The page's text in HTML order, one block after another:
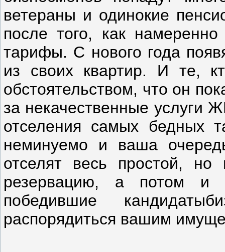
ветераны и одинокие
после того, как
тарифы. С нового года
из своих квартир. И те,
обстоятельством, что он
за некачественные услуги
отселения самых бедных
неминуемо и ваша
отселят весь простой,
резервацию, а потом и
победившие
распорядиться вашим